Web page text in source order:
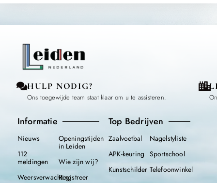
HULP NODIG?
Ons toegewijde team staat klaar om u te assisteren.
Informatie
Nieuws
112
meldingen
Weersverwachting
Openingstijden
in Leiden
Wie zijn wij?
Registreer
Top Bedrijven
Zaalvoetbal
APK-keuring
Kunstschilder
Nagelstyliste
Sportschool
Telefoonwinkel